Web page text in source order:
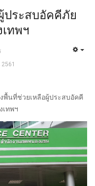
ประสบอัคคีภัย
ทพฯ
พื้นที่ช่วยเหลือผู้ประสบอัคคี
ทพฯ